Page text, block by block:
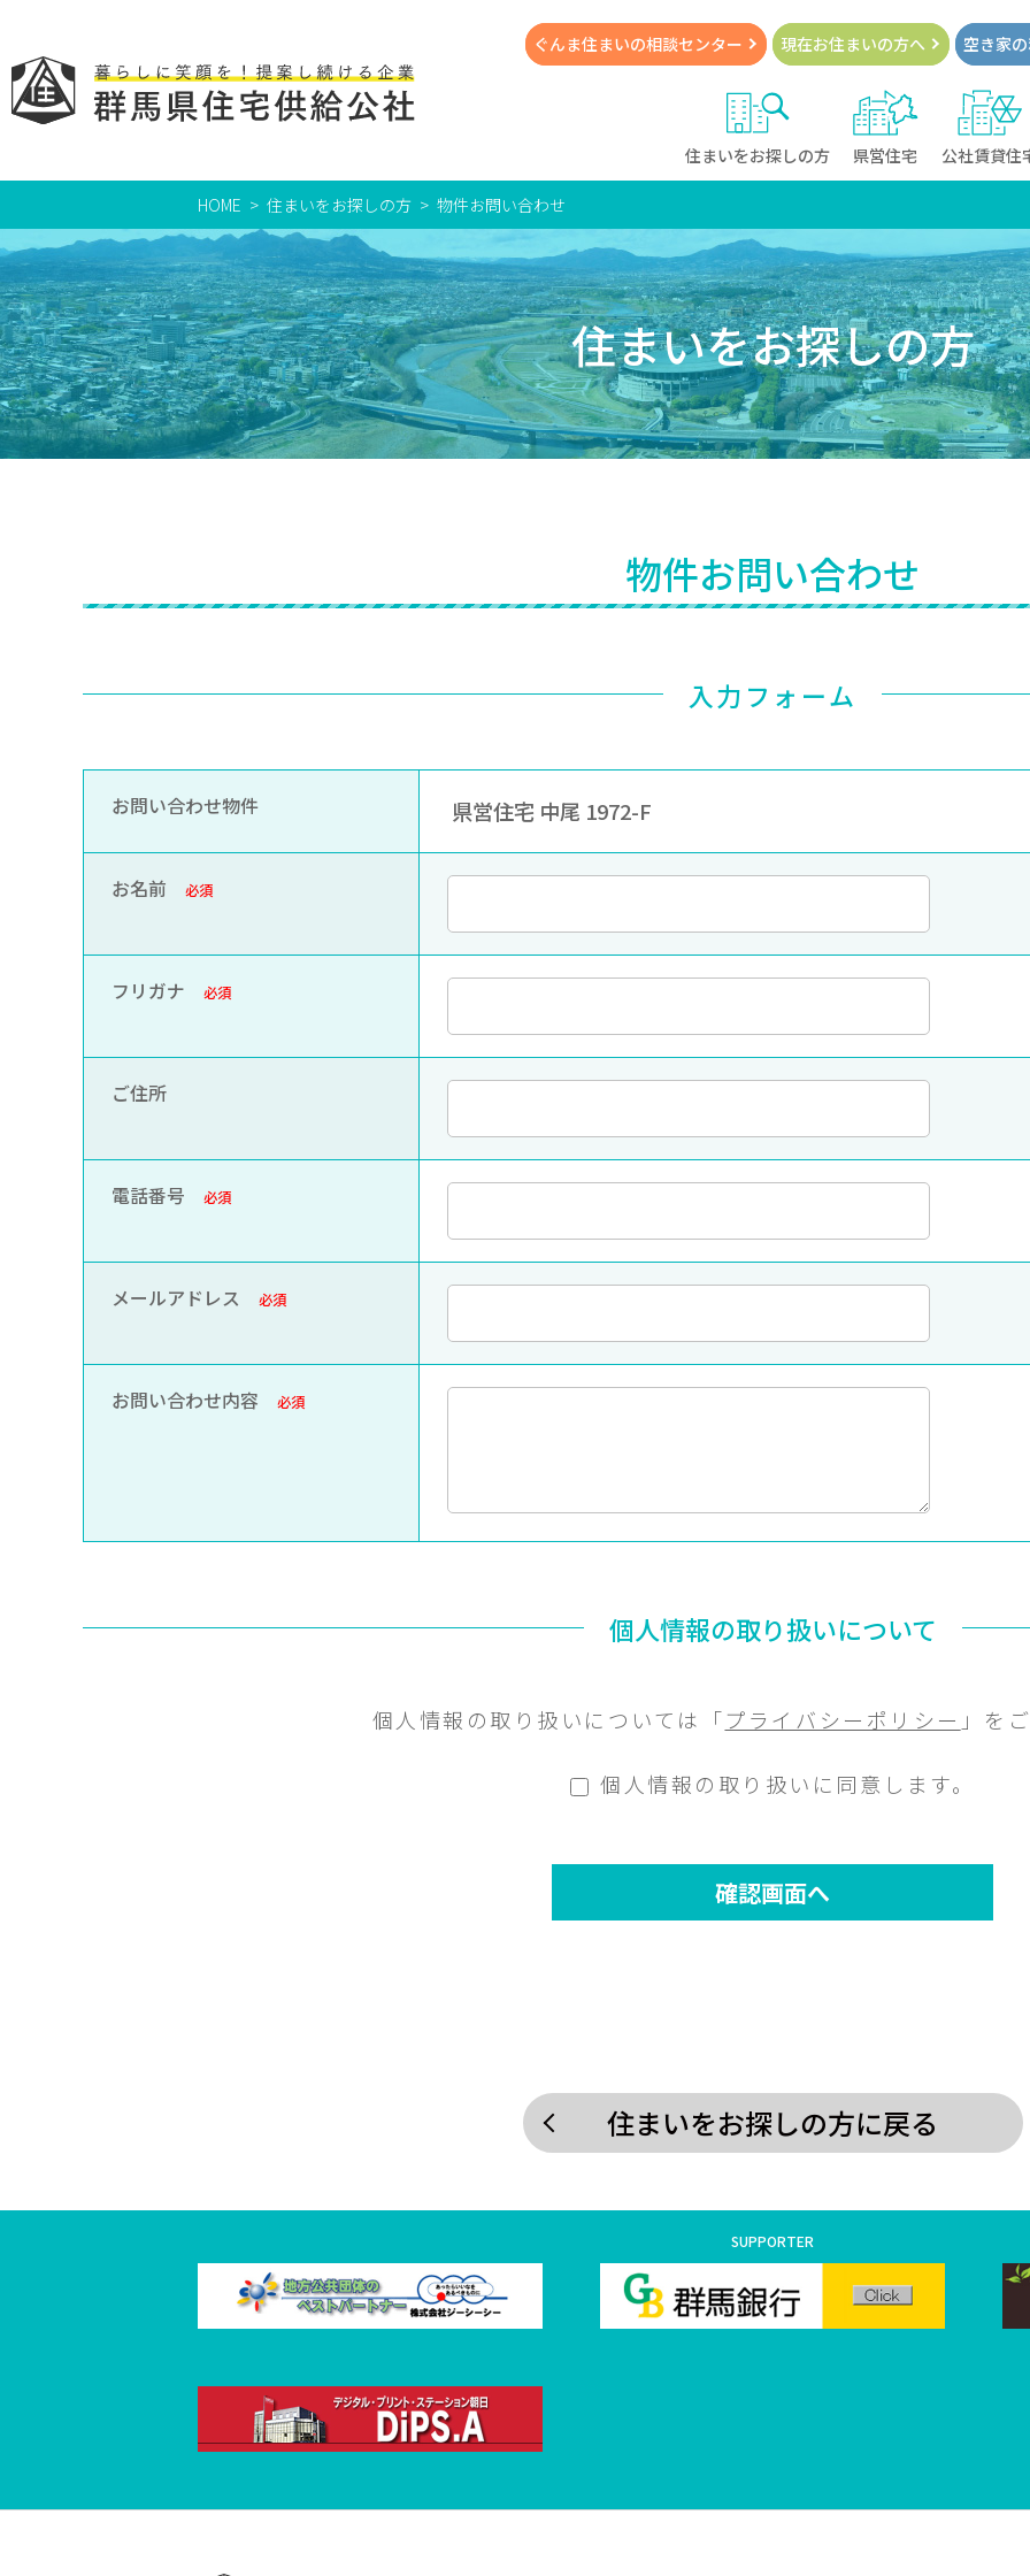
住まいをお探しの方 県営住宅 公社賃貸住
ぐんま住まいの相談センター 現在お住まいの方へ 空き家の
HOME 住まいをお探しの方 物件お問い合わせ
住まいをお探しの方
物件お問い合わせ
入力フォーム
お問い合わせ物件 県営住宅 中尾 1972-F
お名前 必須
フリガナ 必須
ご住所
電話番号 必須
メールアドレス 必須
お問い合わせ内容 必須
個人情報の取り扱いについて
個人情報の取り扱いについては「プライバシーポリシー 」を
個人情報の取り扱いに同意します。
住まいをお探しの方に戻る
SUPPORTER